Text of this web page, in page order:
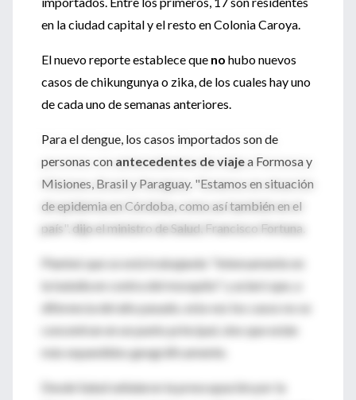
en la ciudad capital y el resto en Colonia Caroya.
El nuevo reporte establece que no hubo nuevos
casos de chikungunya o zika, de los cuales hay uno
de cada uno de semanas anteriores.
Para el dengue, los casos importados son de
personas con antecedentes de viajea Formosa y
Misiones, Brasil y Paraguay. "Estamos en situación
de epidemia en Córdoba, como así también en el
país", dijo el ministro de Salud, Francisco Fortuna.
Planteó que se está trabajando "intensamente en
la batalla en contra del mosquito" y aclaró que, a
diferencia del año pasado, esta vez los casos no se
concentran en un punto principal, sino que están
más expandidos geográficamente.
Desde Salud señalaron la preocupación por la